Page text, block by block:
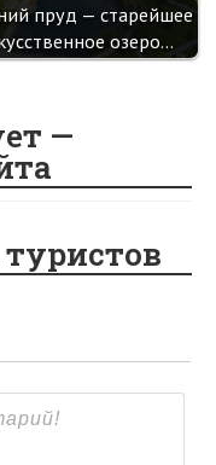
пруд — старейшее
озеро…
—